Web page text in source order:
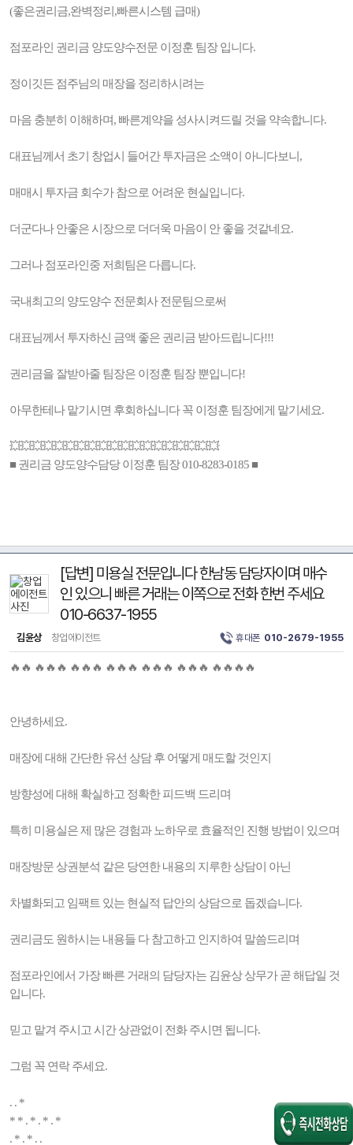
(좋은권리금,완벽정리,빠른시스템 급매)
점포라인 권리금 양도양수전문 이정훈 팀장 입니다.
정이깃든 점주님의 매장을 정리하시려는
마음 충분히 이해하며, 빠른계약을 성사시켜드릴 것을 약속합니다.
대표님께서 초기 창업시 들어간 투자금은 소액이 아니다보니,
매매시 투자금 회수가 참으로 어려운 현실입니다.
더군다나 안좋은 시장으로 더더욱 마음이 안 좋을 것같네요.
그러나 점포라인중 저희팀은 다릅니다.
국내최고의 양도양수 전문회사 전문팀으로써
대표님께서 투자하신 금액 좋은 권리금 받아드립니다!!!
권리금을 잘받아줄 팀장은 이정훈 팀장 뿐입니다!
아무한테나 맡기시면 후회하십니다 꼭 이정훈 팀장에게 맡기세요.
💥💥💥💥💥💥💥💥💥💥💥💥💥💥💥💥💥💥💥
■ 권리금 양도양수담당 이정훈 팀장 010-8283-0185 ■
[답변] 미용실 전문입니다 한남동 담당자이며 매수
인 있으니 빠른 거래는 이쪽으로 전화 한번 주세요
010-6637-1955
김윤상 창업에이전트 휴대폰 010-2679-1955
🔥🔥 🔥🔥🔥 🔥🔥🔥 🔥🔥🔥 🔥🔥🔥 🔥🔥🔥 🔥🔥🔥🔥
안녕하세요.
매장에 대해 간단한 유선 상담 후 어떻게 매도할 것인지
방향성에 대해 확실하고 정확한 피드백 드리며
특히 미용실은 제 많은 경험과 노하우로 효율적인 진행 방법이 있으며
매장방문 상권분석 같은 당연한 내용의 지루한 상담이 아닌
차별화되고 임팩트 있는 현실적 답안의 상담으로 돕겠습니다.
권리금도 원하시는 내용들 다 참고하고 인지하여 말씀드리며
점포라인에서 가장 빠른 거래의 담당자는 김윤상 상무가 곧 해답일 것
입니다.
믿고 맡겨 주시고 시간 상관없이 전화 주시면 됩니다.
그럼 꼭 연락 주세요.
. . *
* * . * . * . *
. * . * . .